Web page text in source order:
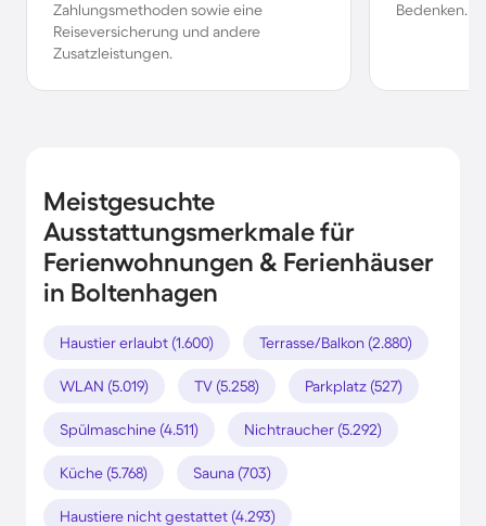
Zahlungsmethoden sowie eine
Reiseversicherung und andere
Zusatzleistungen.
Bedenken.
Meistgesuchte
Ausstattungsmerkmale für
Ferienwohnungen & Ferienhäuser
in Boltenhagen
Haustier erlaubt (1.600) Terrasse/Balkon (2.880)
WLAN (5.019) TV (5.258) Parkplatz (527)
Spülmaschine (4.511) Nichtraucher (5.292)
Küche (5.768) Sauna (703)
Haustiere nicht gestattet (4.293)